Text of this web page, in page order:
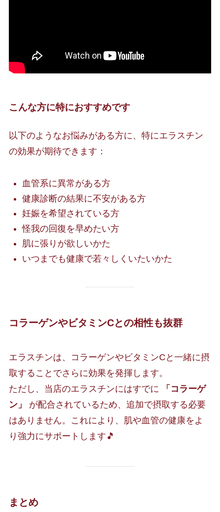
こんな方に特におすすめです
以下のようなお悩みがある方に、特にエラスチン
の効果が期待できます：
血管系に異常がある方
健康診断の結果に不安がある方
妊娠を希望されている方
怪我の回復を早めたい方
肌に張りが欲しいかた
いつまでも健康で若々しくいたいかた
コラーゲンやビタミンCとの相性も抜群
エラスチンは、コラーゲンやビタミンCと一緒に摂
取することでさらに効果を発揮します。
ただし、当店のエラスチンにはすでに
「コラーゲ
ン」
が配合されているため、追加で摂取する必要
はありません。これにより、肌や血管の健康をよ
り強力にサポートします🎵
まとめ